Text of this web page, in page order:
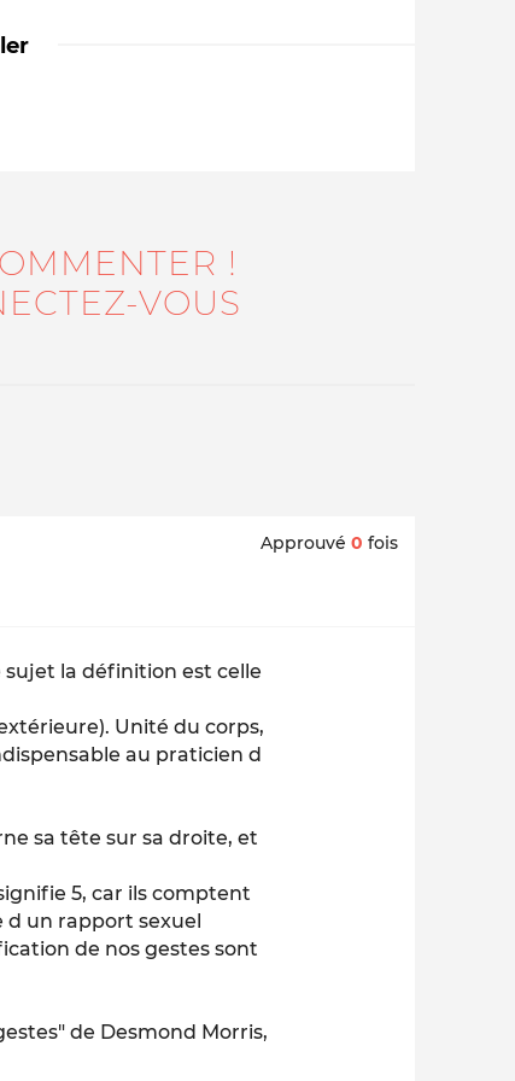
Qui sommes-nous ?
!
VOUS
Approuvé 0 fois
sujet la définition est celle
Unité du corps,
au praticien d
sa tête sur sa droite, et
5, car ils comptent
un rapport sexuel
de nos gestes sont
de Desmond Morris,